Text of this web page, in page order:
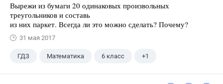
Вырежи из бумаги 20 одинаковых произвольных
треугольников и составь
из них паркет. Всегда ли это можно сделать? Почему?
31 мая 2017
ГДЗ Математика 6 класс +1